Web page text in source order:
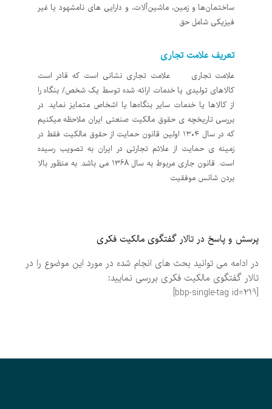
ساختمان‌ها و زمین، ماشین‌آلات، و دارایی های نامشهود یا غیر
فیزیکی شامل حق
تعریف علامت تجاری
علامت تجاری علامت تجاری نشانی است که قادر است
کالاهای تولیدی یا خدمات ارائه شده توسط یک شخص/ بنگاه را
از کالاها یا خدمات سایر بنگاه‌ها یا اشخاص متمایز نماید. در
بررسی تاریخچه ی حقوق مالکیت صنعتی ایران ملاحظه میکنیم
که در سال ۱۳۰۴ اولین قانون حمایت از حقوق مالکیت فقط در
زمینه ی حمایت از علائم تجارتی در ایران به تصویب رسیده
است. قانون جاری مربوط به سال 1368 می باشد. به منظور بالا
بردن شانس موفقیت
پرسش و پاسخ در تالار گفتگوی مالکیت فکری
در ادامه می توانید بحث های انجام شده در مورد این موضوع را در
تالار گفتگوی مالکیت فکری بررسی نمایید:
[bbp-single-tag id=219]